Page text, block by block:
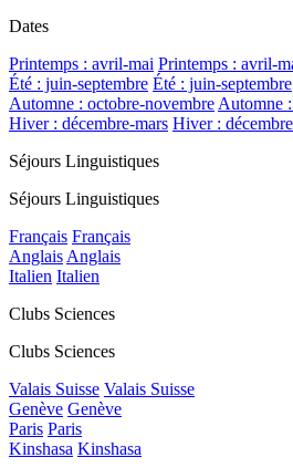
Dates
Printemps : avril-mai Printemps : avril-
Été : juin-septembre Été : juin-septembre
Automne : octobre-novembreAutomne
Hiver : décembre-mars Hiver :
Séjours Linguistiques
Séjours Linguistiques
Français Français
AnglaisAnglais
Italien Italien
Clubs Sciences
Clubs Sciences
Valais Suisse Valais Suisse
Genève Genève
Paris Paris
Kinshasa Kinshasa